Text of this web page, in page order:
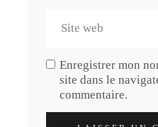
Enregistrer mon
site dans le
commentaire.